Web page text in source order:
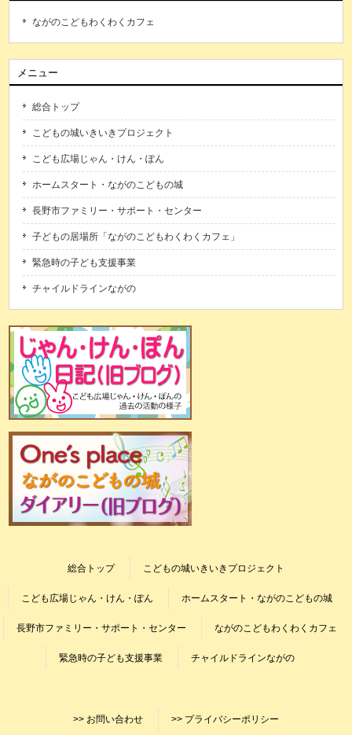
ながのこどもわくわくカフェ
メニュー
総合トップ
こどもの城いきいきプロジェクト
こども広場じゃん・けん・ぽん
ホームスタート・ながのこどもの城
長野市ファミリー・サポート・センター
子どもの居場所「ながのこどもわくわくカフェ」
緊急時の子ども支援事業
チャイルドラインながの
総合トップ こどもの城いきいきプロジェクト
こども広場じゃん・けん・ぽん ホームスタート・ながのこどもの城
長野市ファミリー・サポート・センター ながのこどもわくわくカフェ
緊急時の子ども支援事業 チャイルドラインながの
>> お問い合わせ >> プライバシーポリシー